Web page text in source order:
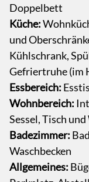
Doppelbett
Küche:
und
Kühlschrank,
Gefriertruhe (im
Essbereich:
Wohnbereich:
Sessel, Tisch
Badezimmer:
Waschbecken
Allgemeines: